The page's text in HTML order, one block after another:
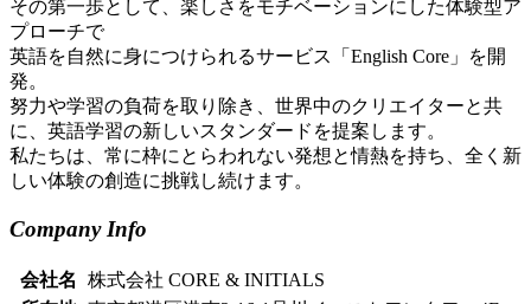
その第一歩として、楽しさをモチベーションにした体験型ア
プローチで
英語を自然に身につけられるサービス「English Core」を開
発。
努力や学習の負荷を取り除き、世界中のクリエイターと共
に、英語学習の新しいスタンダードを提案します。
私たちは、常に枠にとらわれない発想と情熱を持ち、全く新
しい体験の創造に挑戦し続けます。
Company Info
会社名
株式会社 CORE & INITIALS